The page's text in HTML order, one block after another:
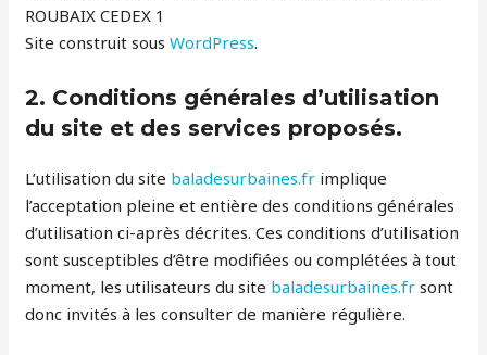
ROUBAIX CEDEX 1
Site construit sousWordPress.
2. Conditions générales d’utilisation
du site et des services proposés.
L’utilisation du site baladesurbaines.fr implique
l’acceptation pleine et entière des conditions générales
d’utilisation ci-après décrites. Ces conditions d’utilisation
sont susceptibles d’être modifiées ou complétées à tout
moment, les utilisateurs du site baladesurbaines.fr sont
donc invités à les consulter de manière régulière.